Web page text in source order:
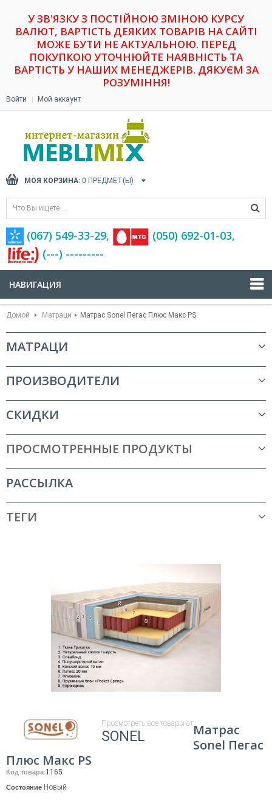
У ЗВ'ЯЗКУ З ПОСТІЙНОЮ ЗМІНОЮ КУРСУ
ВАЛЮТ, ВАРТІСТЬ ДЕЯКИХ ТОВАРІВ НА САЙТІ
МОЖЕ БУТИ НЕ АКТУАЛЬНОЮ. ПЕРЕД
ПОКУПКОЮ УТОЧНЮЙТЕ НАЯВНІСТЬ ТА
ВАРТІСТЬ У НАШИХ МЕНЕДЖЕРІВ. ДЯКУЄМ ЗА
РОЗУМІННЯ!
Войти Мой аккаунт
МОЯ КОРЗИНА: 0 ПРЕДМЕТ(Ы)
(067) 549-33-29,
(‎050) 692-01-03,
(---) ---------
НАВИГАЦИЯ
Домой Матраци Матрас Sonel Пегас Плюс Макс PS
МАТРАЦИ
ПРОИЗВОДИТЕЛИ
СКИДКИ
ПРОСМОТРЕННЫЕ ПРОДУКТЫ
РАССЫЛКА
ТЕГИ
Просмотреть все товары от
SONEL
Матрас
Sonel Пегас
Плюс Макс PS
Код товара 1165
Состояние Новый